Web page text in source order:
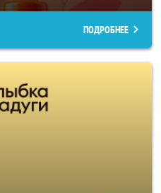
ПОДРОБНЕЕ